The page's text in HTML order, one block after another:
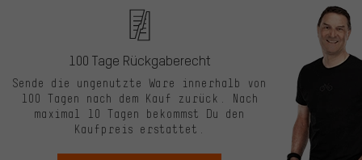
100 Tage Rückgaberecht
Sende die ungenutzte Ware innerhalb von
100 Tagen nach dem Kauf zurück. Nach
maximal 10 Tagen bekommst Du den
Kaufpreis erstattet.